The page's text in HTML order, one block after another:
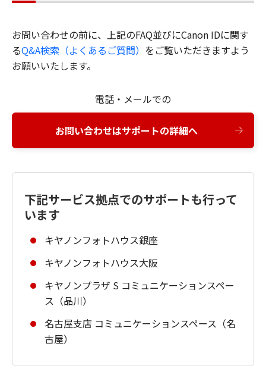
お問い合わせの前に、上記のFAQ並びにCanon IDに関す
るQ&A検索（よくあるご質問） をご覧いただきますよう
お願いいたします。
電話・メールでの
お問い合わせはサポートの詳細へ
下記サービス拠点でのサポートも行って
います
キヤノンフォトハウス銀座
キヤノンフォトハウス大阪
キヤノンプラザ S コミュニケーションスペー
ス（品川）
名古屋支店 コミュニケーションスペース（名
古屋）